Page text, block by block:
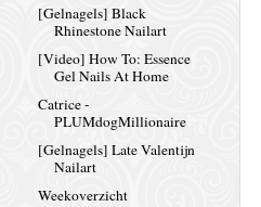
[Gelnagels] Black
Rhinestone Nailart
[Video] How To: Essence
Gel Nails At Home
Catrice -
PLUMdogMillionaire
[Gelnagels] Late Valentijn
Nailart
Weekoverzicht